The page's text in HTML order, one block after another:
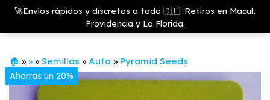
Saltar
contenido
🚀Envíos rápidos y discretos a todo 🇨🇱. Retiros en Macul,
Providencia y La Florida.
Growshop
& LED
Store
🏠 » » » Semillas » Auto » Pyramid Seeds
Ahorras un 20%